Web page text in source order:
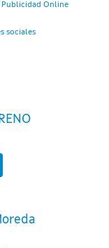
Publicidad Online
sociales